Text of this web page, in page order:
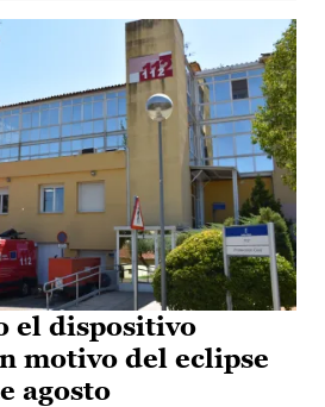
el dispositivo
motivo del eclipse
agosto